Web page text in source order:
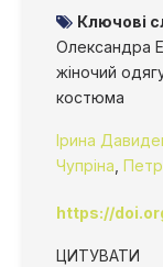
Ключові
Олександра
жіночий
костюма
Ірина
Чупріна
https://
ЦИТУВАТИ